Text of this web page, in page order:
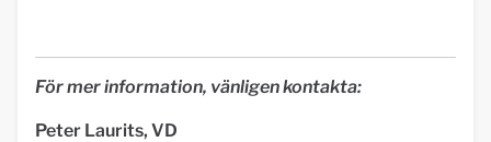
För mer information, vänligen kontakta:
Peter Laurits, VD